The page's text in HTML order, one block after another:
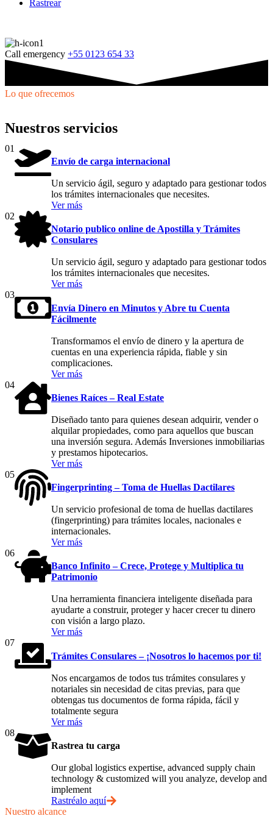
Rastrear
Call emergency +55 0123 654 33
Lo que ofrecemos
Nuestros servicios
01
Envío de carga internacional
Un servicio ágil, seguro y adaptado para gestionar todos
los trámites internacionales que necesites.
Ver más
02
Notario publico online de Apostilla y Trámites
Consulares
Un servicio ágil, seguro y adaptado para gestionar todos
los trámites internacionales que necesites.
Ver más
03
Envía Dinero en Minutos y Abre tu Cuenta
Fácilmente
Transformamos el envío de dinero y la apertura de
cuentas en una experiencia rápida, fiable y sin
complicaciones.
Ver más
04
Bienes Raíces – Real Estate
Diseñado tanto para quienes desean adquirir, vender o
alquilar propiedades, como para aquellos que buscan
una inversión segura. Además Inversiones inmobiliarias
y prestamos hipotecarios.
Ver más
05
Fingerprinting – Toma de Huellas Dactilares
Un servicio profesional de toma de huellas dactilares
(fingerprinting) para trámites locales, nacionales e
internacionales.
Ver más
06
Banco Infinito – Crece, Protege y Multiplica tu
Patrimonio
Una herramienta financiera inteligente diseñada para
ayudarte a construir, proteger y hacer crecer tu dinero
con visión a largo plazo.
Ver más
07
Trámites Consulares – ¡Nosotros lo hacemos por ti!
Nos encargamos de todos tus trámites consulares y
notariales sin necesidad de citas previas, para que
obtengas tus documentos de forma rápida, fácil y
totalmente segura
Ver más
08
Rastrea tu carga
Our global logistics expertise, advanced supply chain
technology & customized will you analyze, develop and
implement
Rastréalo aquí
Nuestro alcance